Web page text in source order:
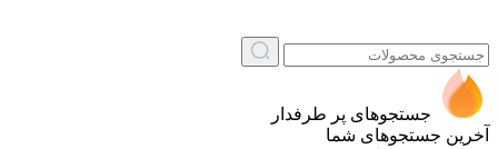
جستجوهای پر طرفدار
آخرین جستجوهای شما